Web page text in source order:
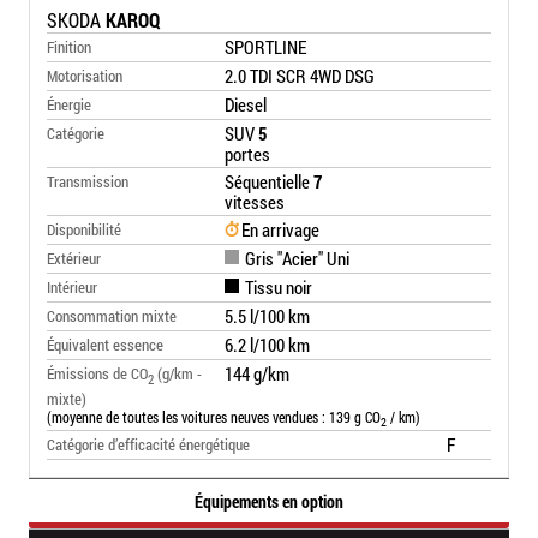
Équipements en option
SKODAKAROQ
Finition SPORTLINE
Motorisation 2.0 TDI SCR 4WD DSG
Énergie Diesel
Catégorie SUV5
portes
Transmission Séquentielle7
vitesses
Disponibilité En arrivage
Extérieur Gris "Acier" Uni
Intérieur Tissu noir
Consommation mixte 5.5 l/100 km
Équivalent essence 6.2 l/100 km
Émissions de CO2 (g/km -
mixte)
144 g/km
(moyenne de toutes les voitures neuves vendues : 139 g CO2 / km)
Catégorie d’efficacité énergétique F